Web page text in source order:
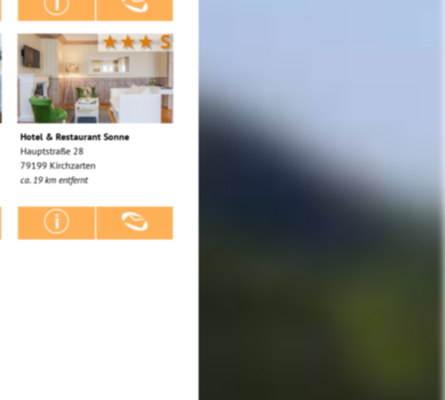
★★★S
Hotel & Restaurant Sonne
Hauptstraße 28
79199 Kirchzarten
ca. 19 km entfernt